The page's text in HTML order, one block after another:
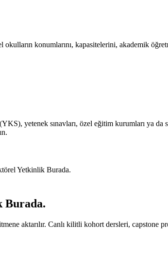
konumlarını, kapasitelerini, akademik
yetenek sınavları, özel eğitim kurumları ya
Yetkinlik Burada.
Burada.
aktarılır. Canlı kilitli kohort dersleri, capstone